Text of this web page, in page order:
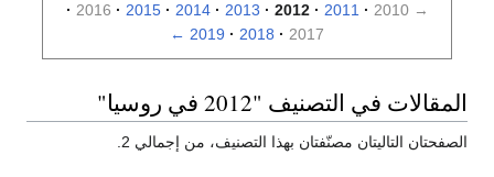
→
2010
2011
2012
2013
2014
2015
2016
2017
2018
2019
←
المقالات في التصنيف "2012 في روسيا"
الصفحتان التاليتان مصنّفتان بهذا التصنيف، من إجمالي 2.